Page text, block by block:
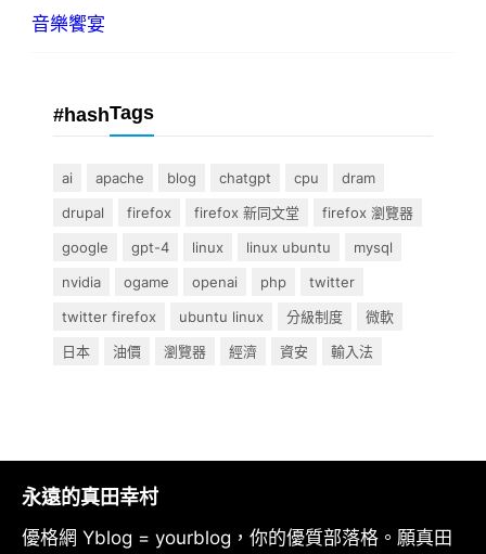
音樂饗宴
#hashTags
ai apache blog chatgpt cpu
dram
drupal
firefox firefox 新同文堂
firefox 瀏覽器
google
gpt-4 linux linux ubuntu
mysql
nvidia
ogame openai php
twitter
twitter firefox
ubuntu linux 分級制度
微軟
日本
油價 瀏覽器 經濟 資安 輸入法
永遠的真田幸村
優格網 Yblog = yourblog，你的優質部落格。願真田